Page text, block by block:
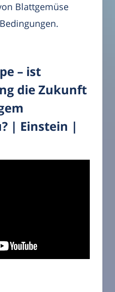
Blattgemüse
– ist
die Zukunft
| Einstein |